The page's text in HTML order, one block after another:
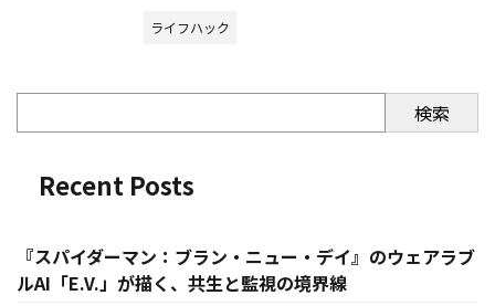
ライフハック
検索
Recent Posts
『スパイダーマン：ブラン・ニュー・デイ』のウェアラブ
ルAI「E.V.」が描く、共生と監視の境界線